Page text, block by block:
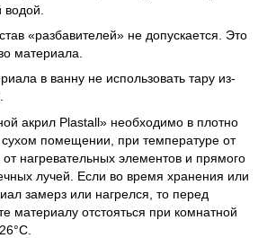
водой.
«разбавителей» не допускается. Это
материала.
в ванну не использовать тару из-
акрил Plastall» необходимо в плотно
сухом помещении, при температуре от
нагревательных элементов и прямого
лучей. Если во время хранения или
замерз или нагрелся, то перед
материалу отстояться при комнатной